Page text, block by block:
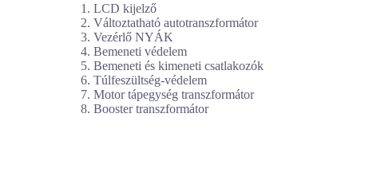
LCD kijelző
Változtatható autotranszformátor
Vezérlő NYÁK
Bemeneti védelem
Bemeneti és kimeneti csatlakozók
Túlfeszültség-védelem
Motor tápegység transzformátor
Booster transzformátor